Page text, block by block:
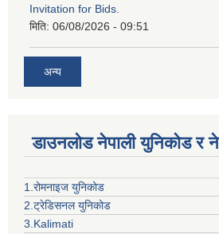
Invitation for Bids.
मिति: 06/08/2026 - 09:51
अन्य
डाउनलोड नेपाली युनिकोड र
1.रोमनाइज युनिकोड
2.ट्रेडिसनल युनिकोड
3.Kalimati